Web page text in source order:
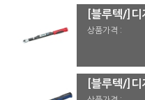
상품가격 :